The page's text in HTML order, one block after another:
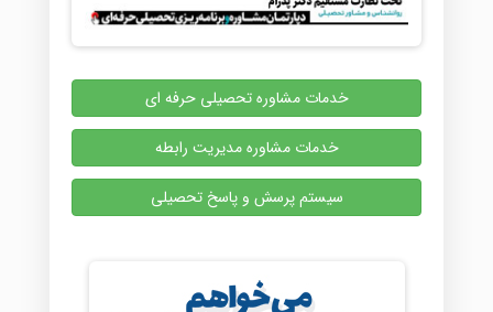
خدمات مشاوره تحصیلی حرفه ای
خدمات مشاوره مدیریت رابطه
سیستم پرسش و پاسخ تحصیلی